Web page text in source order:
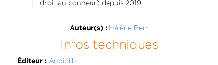
droit au bonheur) depuis 2019.
Auteur(s) : Hélène Berr
Infos techniques
Éditeur : Audiolib